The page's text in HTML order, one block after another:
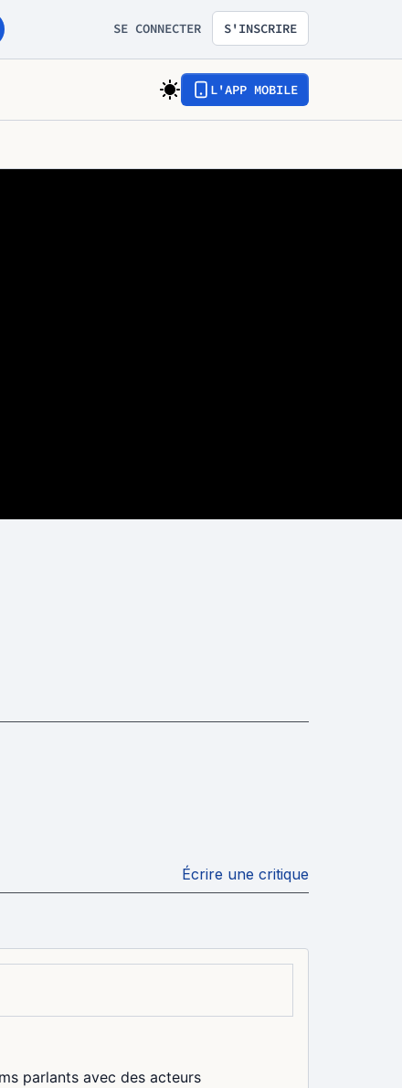
SE CONNECTER S'INSCRIRE
L'APP MOBILE
Écrire une critique
parlants avec des acteurs